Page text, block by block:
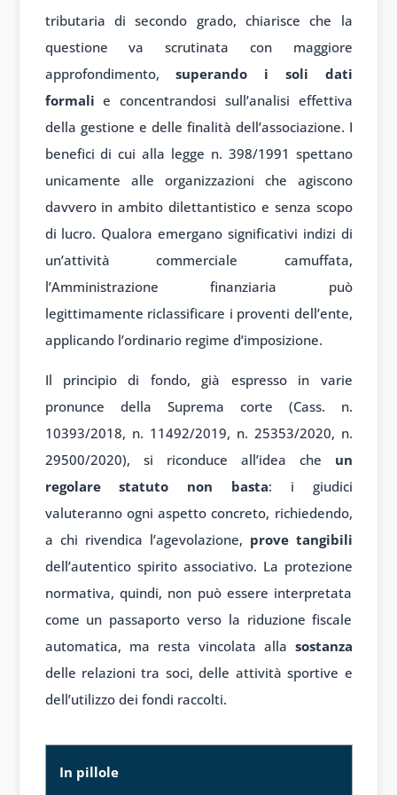
tributaria di secondo grado, chiarisce che la
questione va scrutinata con maggiore
approfondimento,superando i soli dati
formali e concentrandosi sull’analisi effettiva
della gestione e delle finalità dell’associazione. I
benefici di cui alla legge n. 398/1991 spettano
unicamente alle organizzazioni che agiscono
davvero in ambito dilettantistico e senza scopo
di lucro. Qualora emergano significativi indizi di
un’attività commerciale camuffata,
l’Amministrazione finanziaria può
legittimamente riclassificare i proventi dell’ente,
applicando l’ordinario regime d’imposizione.
Il principio di fondo, già espresso in varie
pronunce della Suprema corte (Cass. n.
10393/2018, n. 11492/2019, n. 25353/2020, n.
29500/2020), si riconduce all’idea che un
regolare statuto non basta: i giudici
valuteranno ogni aspetto concreto, richiedendo,
a chi rivendica l’agevolazione, prove tangibili
dell’autentico spirito associativo. La protezione
normativa, quindi, non può essere interpretata
come un passaporto verso la riduzione fiscale
automatica, ma resta vincolata alla sostanza
delle relazioni tra soci, delle attività sportive e
dell’utilizzo dei fondi raccolti.
In pillole